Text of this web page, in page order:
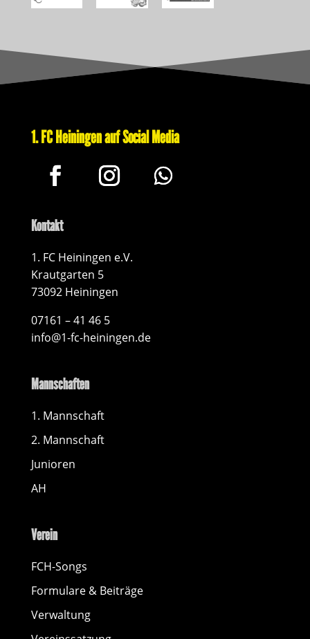
1. FC Heiningen auf Social Media
Kontakt
1. FC Heiningen e.V.
Krautgarten 5
73092 Heiningen
07161 – 41 46 5
info@1-fc-heiningen.de
Mannschaften
1. Mannschaft
2. Mannschaft
Junioren
AH
Verein
FCH-Songs
Formulare & Beiträge
Verwaltung